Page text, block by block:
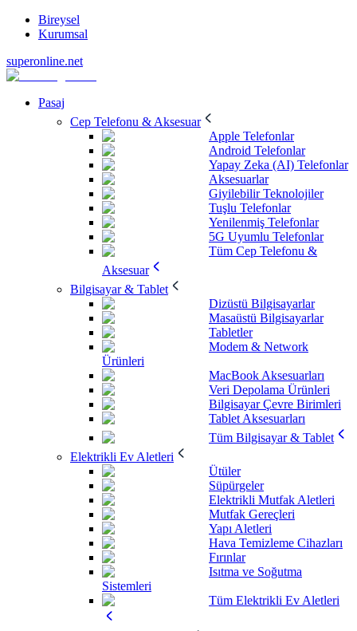
Bireysel
Kurumsal
superonline.net
Pasaj
Cep Telefonu & Aksesuar
Apple Telefonlar
Android Telefonlar
Yapay Zeka (AI) Telefonlar
Aksesuarlar
Giyilebilir Teknolojiler
Tuşlu Telefonlar
Yenilenmiş Telefonlar
5G Uyumlu Telefonlar
Tüm Cep Telefonu &
Aksesuar
Bilgisayar & Tablet
Dizüstü Bilgisayarlar
Masaüstü Bilgisayarlar
Tabletler
Modem & Network
Ürünleri
MacBook Aksesuarları
Veri Depolama Ürünleri
Bilgisayar Çevre Birimleri
Tablet Aksesuarları
Tüm Bilgisayar & Tablet
Elektrikli Ev Aletleri
Ütüler
Süpürgeler
Elektrikli Mutfak Aletleri
Mutfak Gereçleri
Yapı Aletleri
Hava Temizleme Cihazları
Fırınlar
Isıtma ve Soğutma
Sistemleri
Tüm Elektrikli Ev Aletleri